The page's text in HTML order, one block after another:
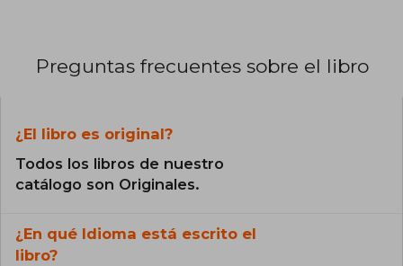
Preguntas frecuentes sobre el libro
¿El libro es original?
Todos los libros de nuestro
catálogo son Originales.
¿En qué Idioma está escrito el
libro?